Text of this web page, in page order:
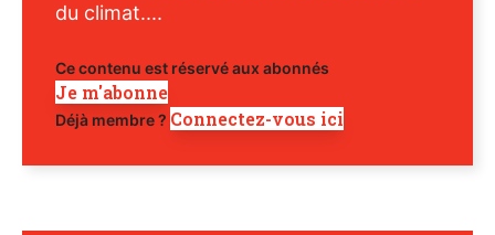
du climat....
Ce contenu est réservé aux abonnés
Je m'abonne
Déjà membre ? Connectez-vous ici